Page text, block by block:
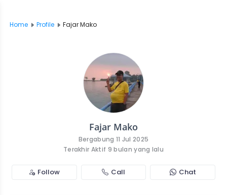
Home Profile Fajar Mako
Fajar Mako
Bergabung 11 Jul 2025
Terakhir Aktif 9 bulan yang lalu
Follow Call Chat